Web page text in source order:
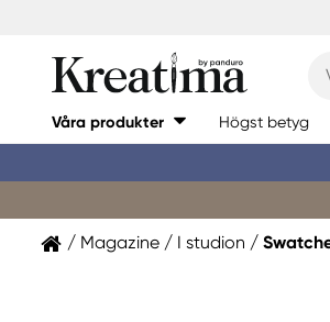
Våra produkter Högst betyg
Magazine I studion